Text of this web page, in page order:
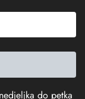
do petka